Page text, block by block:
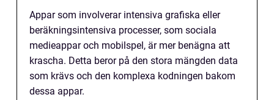
Appar som involverar intensiva grafiska eller
beräkningsintensiva processer, som sociala
medieappar och mobilspel, är mer benägna att
krascha. Detta beror på den stora mängden data
som krävs och den komplexa kodningen bakom
dessa appar.